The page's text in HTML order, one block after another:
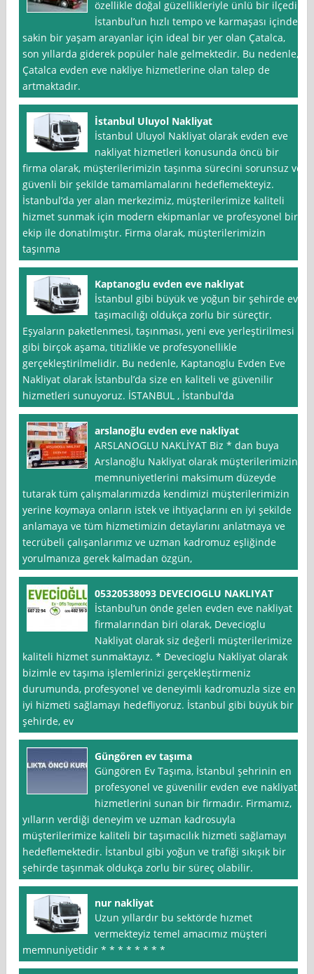
özellikle doğal güzellikleriyle ünlü bir ilçedir.
İstanbul’un hızlı tempo ve karmaşası içinde
sakin bir yaşam arayanlar için ideal bir yer olan Çatalca,
son yıllarda giderek popüler hale gelmektedir. Bu nedenle,
Çatalca evden eve nakliye hizmetlerine olan talep de
artmaktadır.
İstanbul Uluyol Nakliyat
İstanbul Uluyol Nakliyat olarak evden eve
nakliyat hizmetleri konusunda öncü bir
firma olarak, müşterilerimizin taşınma sürecini sorunsuz ve
güvenli bir şekilde tamamlamalarını hedeflemekteyiz.
İstanbul’da yer alan merkezimiz, müşterilerimize kaliteli
hizmet sunmak için modern ekipmanlar ve profesyonel bir
ekip ile donatılmıştır. Firma olarak, müşterilerimizin
taşınma
Kaptanoglu evden eve naklıyat
İstanbul gibi büyük ve yoğun bir şehirde ev
taşımacılığı oldukça zorlu bir süreçtir.
Eşyaların paketlenmesi, taşınması, yeni eve yerleştirilmesi
gibi birçok aşama, titizlikle ve profesyonellikle
gerçekleştirilmelidir. Bu nedenle, Kaptanoglu Evden Eve
Nakliyat olarak İstanbul’da size en kaliteli ve güvenilir
hizmetleri sunuyoruz. İSTANBUL , İstanbul’da
arslanoğlu evden eve nakliyat
ARSLANOGLU NAKLİYAT Biz * dan buya
Arslanoğlu Nakliyat olarak müşterilerimizin
memnuniyetlerini maksimum düzeyde
tutarak tüm çalışmalarımızda kendimizi müşterilerimizin
yerine koymaya onların istek ve ihtiyaçlarını en iyi şekilde
anlamaya ve tüm hizmetimizin detaylarını anlatmaya ve
tecrübeli çalışanlarımız ve uzman kadromuz eşliğinde
yorulmanıza gerek kalmadan özgün,
05320538093 DEVECIOGLU NAKLIYAT
İstanbul‘un önde gelen evden eve nakliyat
firmalarından biri olarak, Devecioglu
Nakliyat olarak siz değerli müşterilerimize
kaliteli hizmet sunmaktayız. * Devecioglu Nakliyat olarak
bizimle ev taşıma işlemlerinizi gerçekleştirmeniz
durumunda, profesyonel ve deneyimli kadromuzla size en
iyi hizmeti sağlamayı hedefliyoruz. İstanbul gibi büyük bir
şehirde, ev
Güngören ev taşıma
Güngören Ev Taşıma, İstanbul şehrinin en
profesyonel ve güvenilir evden eve nakliyat
hizmetlerini sunan bir firmadır. Firmamız,
yılların verdiği deneyim ve uzman kadrosuyla
müşterilerimize kaliteli bir taşımacılık hizmeti sağlamayı
hedeflemektedir. İstanbul gibi yoğun ve trafiği sıkışık bir
şehirde taşınmak oldukça zorlu bir süreç olabilir.
nur nakliyat
Uzun yıllardır bu sektörde hızmet
vermekteyiz temel amacımız müşteri
memnuniyetidir * * * * * * * *